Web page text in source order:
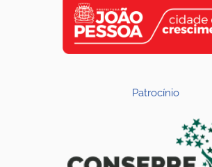
Patrocínio